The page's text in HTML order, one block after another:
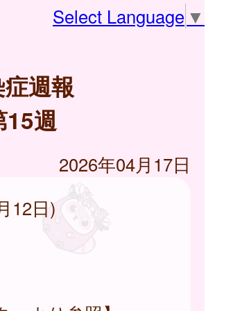
Select Language ▼
週報
15週
2026年04月17日
12日)